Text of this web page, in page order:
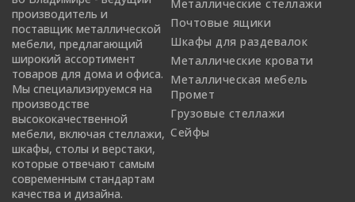
производитель и
поставщик металлической
мебели, предлагающий
широкий ассортимент
товаров для дома и офиса.
Мы специализируемся на
производстве
высококачественной
мебели, включая стеллажи,
шкафы, столы и верстаки,
которые отвечают самым
современным стандартам
качества и дизайна.
Металлические стеллажи
Почтовые ящики
Шкафы для раздевалок
Металлические кровати
Металлическая мебель
Промет
Грузовые стеллажи
Сейфы